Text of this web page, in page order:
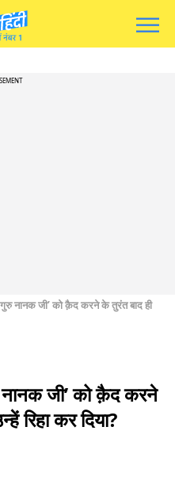
नानक जी’ को क़ैद करने के तुरंत बाद ही
जी’ को क़ैद करने
रिहा कर दिया?